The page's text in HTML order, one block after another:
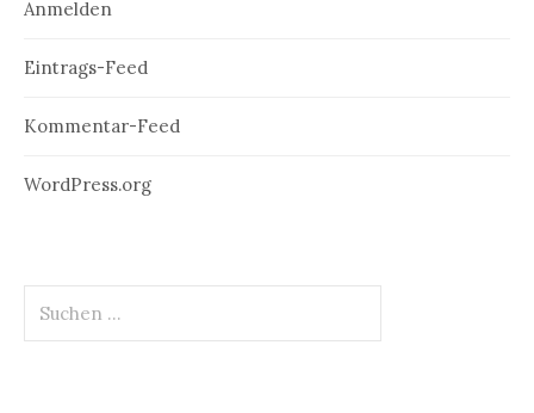
Anmelden
Eintrags-Feed
Kommentar-Feed
WordPress.org
nach: